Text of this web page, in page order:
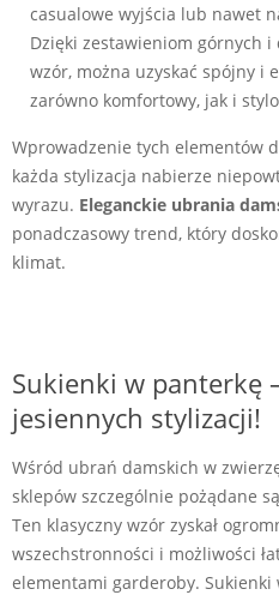
casualowe wyjścia lub nawet
Dzięki zestawieniom górnych
wzór, można uzyskać spójny i
zarówno komfortowy, jak i
Wprowadzenie tych elementów
każda stylizacja nabierze
wyrazu. Eleganckie ubrania
ponadczasowy trend, który
klimat.
Sukienki w panterkę
jesiennych stylizacji!
Wśród ubrań damskich w
sklepów szczególnie pożądane
Ten klasyczny wzór zyskał
wszechstronności i możliwości
elementami garderoby. Sukienki